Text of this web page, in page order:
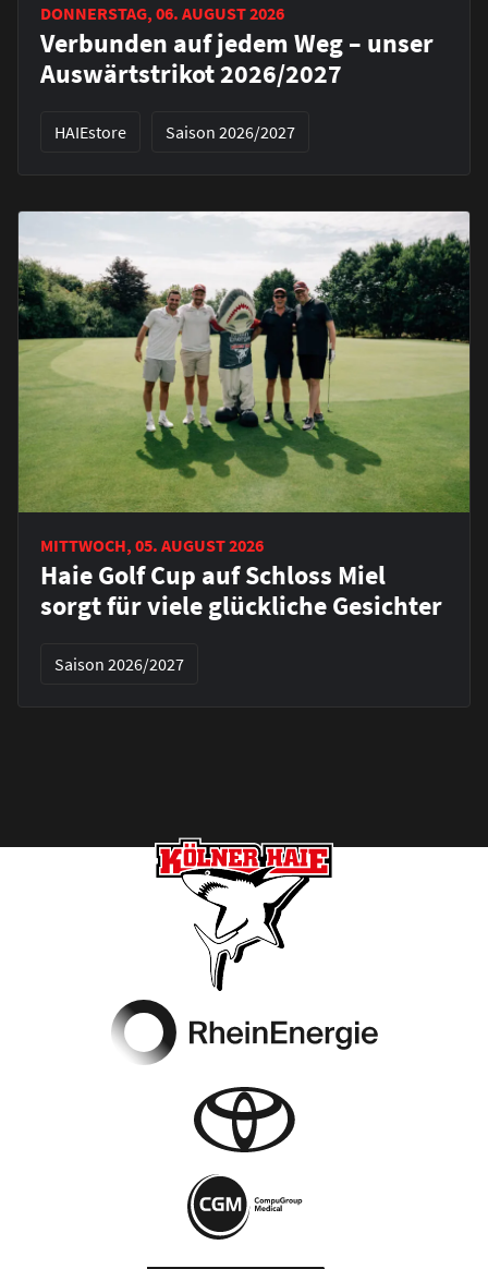
DONNERSTAG, 06. AUGUST 2026
Verbunden auf jedem Weg – unser
Auswärtstrikot 2026/2027
HAIEstore Saison 2026/2027
MITTWOCH, 05. AUGUST 2026
Haie Golf Cup auf Schloss Miel
sorgt für viele glückliche Gesichter
Saison 2026/2027